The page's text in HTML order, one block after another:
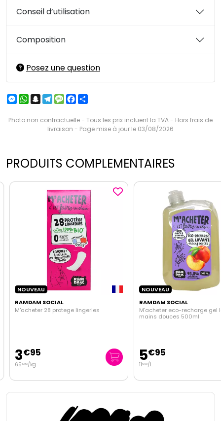
Conseil d’utilisation
Composition
Posez une question
Messenger
WhatsApp
Snapchat
Telegram
MessageFacebook
Photo non contractuelle - Tous les prix incluent la TVA - Hors frais de
livraison - Page mise à jour le 03/08/2026
PRODUITS COMPLEMENTAIRES
NOUVEAU
RAMDAM SOCIAL
M'acheter 28 protege lingeries
3€95
65€83/kg
NOUVEAU
RAMDAM SOCIAL
M'acheter eco-recharge gel
mains douces 500ml
5€95
11€90/l.